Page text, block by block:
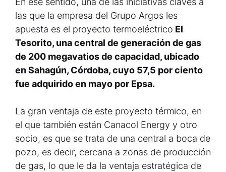
las que la empresa del Grupo Argos les
apuesta es el proyecto termoeléctrico El
Tesorito, una central de generación de gas
de 200 megavatios de capacidad, ubicado
en Sahagún, Córdoba, cuyo 57,5 por ciento
fue adquirido en mayo por Epsa.
La gran ventaja de este proyecto térmico, en
el que también están Canacol Energy y otro
socio, es que se trata de una central a boca de
pozo, es decir, cercana a zonas de producción
de gas, lo que le da la ventaja estratégica de